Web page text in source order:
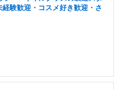
験歓迎・コスメ好き歓迎・さ